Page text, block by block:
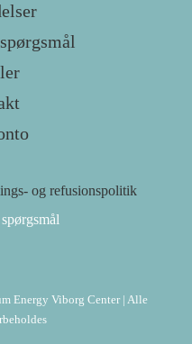
og refusionspolitik
Energy Viborg Center | Alle